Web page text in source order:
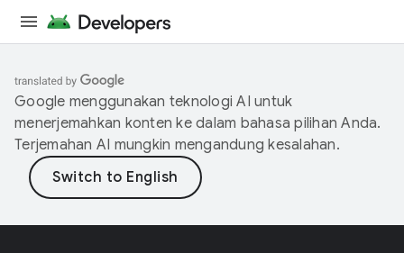
Google menggunakan teknologi AI untuk
menerjemahkan konten ke dalam bahasa pilihan Anda.
Terjemahan AI mungkin mengandung kesalahan.